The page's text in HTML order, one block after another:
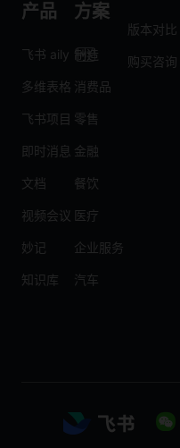
产品
飞书 aily
多维表格
飞书项目
即时消息
文档
视频会议
妙记
知识库
方案
制造
消费品
零售
金融
餐饮
医疗
企业服务
汽车
版本对比
购买咨询